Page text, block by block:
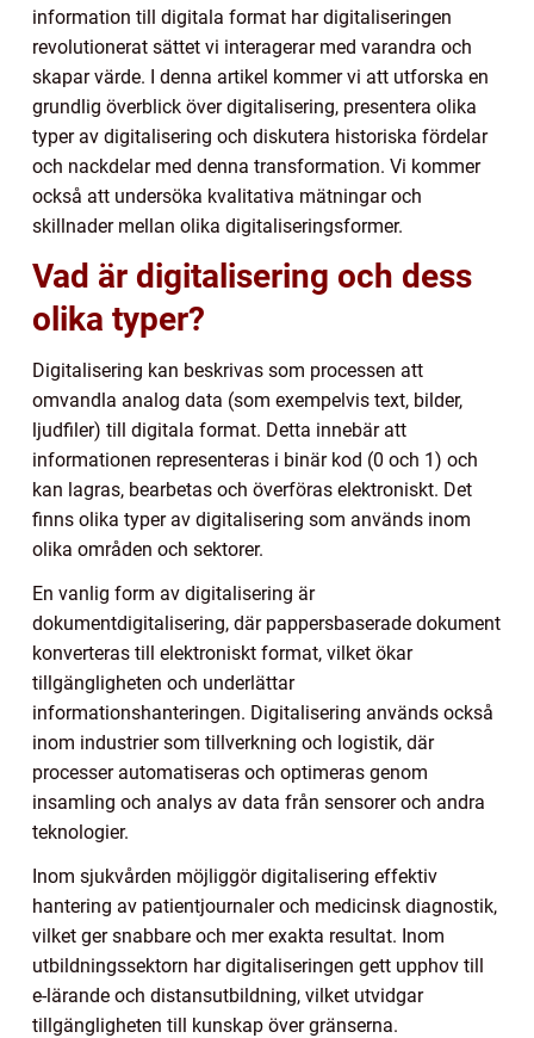
information till digitala format har digitaliseringen
revolutionerat sättet vi interagerar med varandra och
skapar värde. I denna artikel kommer vi att utforska en
grundlig överblick över digitalisering, presentera olika
typer av digitalisering och diskutera historiska fördelar
och nackdelar med denna transformation. Vi kommer
också att undersöka kvalitativa mätningar och
skillnader mellan olika digitaliseringsformer.
Vad är digitalisering och dess
olika typer?
Digitalisering kan beskrivas som processen att
omvandla analog data (som exempelvis text, bilder,
ljudfiler) till digitala format. Detta innebär att
informationen representeras i binär kod (0 och 1) och
kan lagras, bearbetas och överföras elektroniskt. Det
finns olika typer av digitalisering som används inom
olika områden och sektorer.
En vanlig form av digitalisering är
dokumentdigitalisering, där pappersbaserade dokument
konverteras till elektroniskt format, vilket ökar
tillgängligheten och underlättar
informationshanteringen. Digitalisering används också
inom industrier som tillverkning och logistik, där
processer automatiseras och optimeras genom
insamling och analys av data från sensorer och andra
teknologier.
Inom sjukvården möjliggör digitalisering effektiv
hantering av patientjournaler och medicinsk diagnostik,
vilket ger snabbare och mer exakta resultat. Inom
utbildningssektorn har digitaliseringen gett upphov till
e-lärande och distansutbildning, vilket utvidgar
tillgängligheten till kunskap över gränserna.